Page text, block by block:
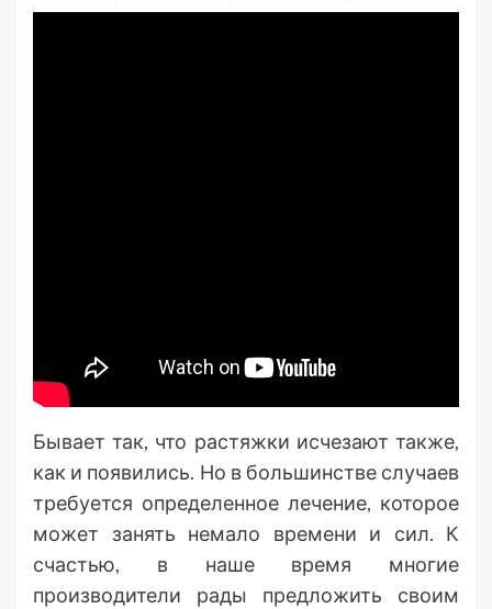
Бывает так, что растяжки исчезают также,
как и появились. Но в большинстве случаев
требуется определенное лечение, которое
может занять немало времени и сил. К
счастью, в наше время многие
производители рады предложить своим